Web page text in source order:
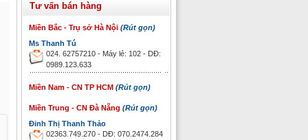
Tư vấn bán hàng
Miền Bắc - Trụ sở Hà Nội (Rút gọn)
Ms Thanh Tú
024. 62757210 - Máy lẻ: 102 - DĐ:
0989.123.633
Miền Nam - CN TP HCM (Rút gọn)
Miền Trung - CN Đà Nẵng (Rút gọn)
Đinh Thị Thanh Thảo
02363.749.270 - DĐ: 070.2474.284